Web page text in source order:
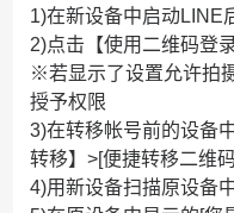
1)在新设备中启动LINE
2)点击【使用二维码登
※若显示了设置允许拍
授予权限
3)在转移帐号前的设备
转移】>[便捷转移二维
4)用新设备扫描原设备